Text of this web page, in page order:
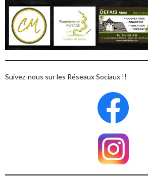
Suivez-nous sur les Réseaux Sociaux !!